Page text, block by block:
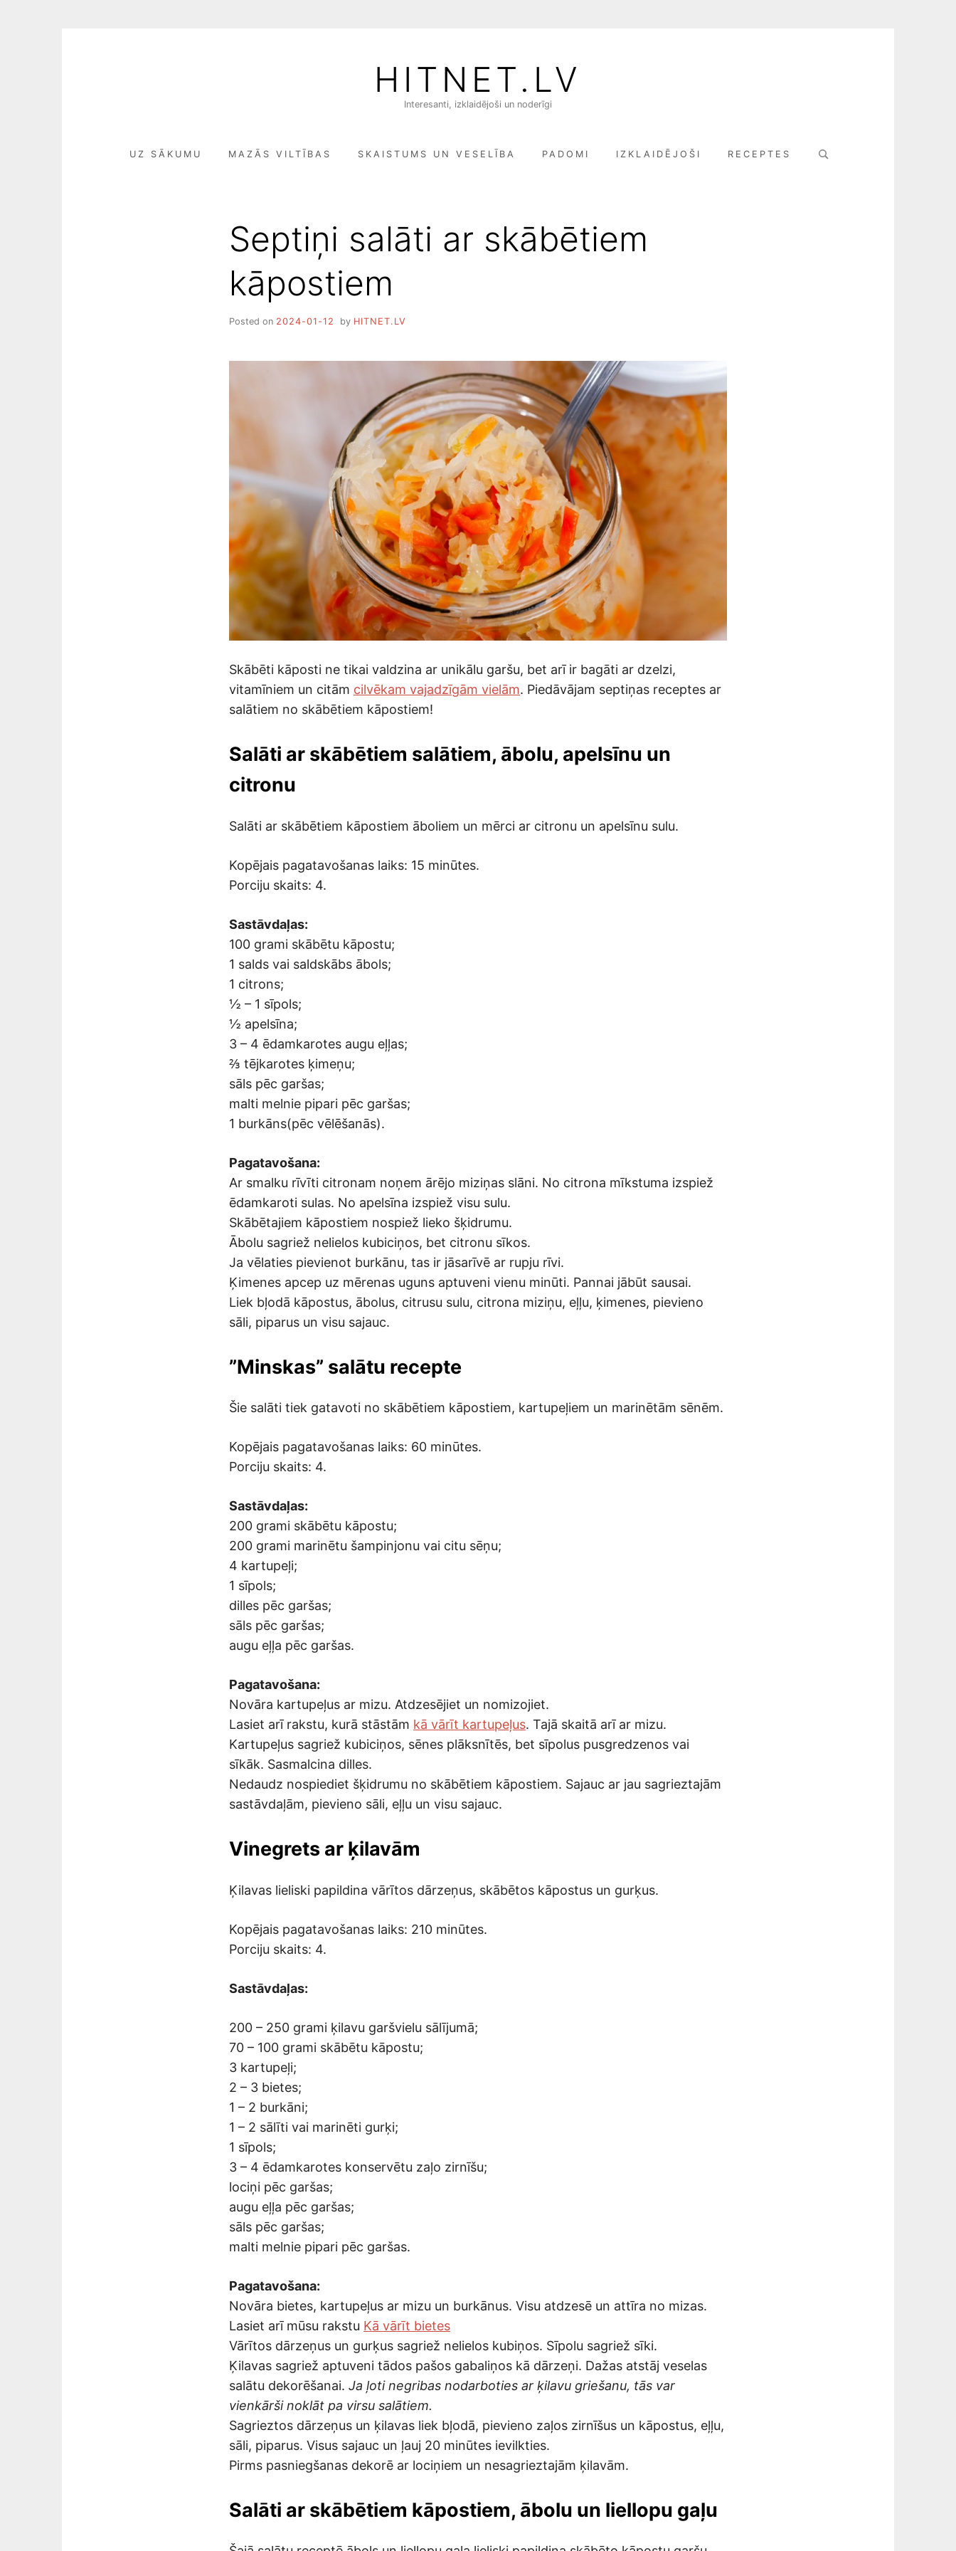
HITNET.LV
Interesanti, izklaidējoši un noderīgi
UZ SĀKUMU MAZĀS VILTĪBAS SKAISTUMS UN VESELĪBA PADOMI IZKLAIDĒJOŠI RECEPTES
Search
Septiņi salāti ar skābētiem
kāpostiem
Posted on 2024-01-12 by HITNET.LV
Skābēti kāposti ne tikai valdzina ar unikālu garšu, bet arī ir bagāti ar dzelzi,
vitamīniem un citām cilvēkam vajadzīgām vielām. Piedāvājam septiņas receptes ar
salātiem no skābētiem kāpostiem!
Salāti ar skābētiem salātiem, ābolu, apelsīnu un
citronu
Salāti ar skābētiem kāpostiem āboliem un mērci ar citronu un apelsīnu sulu.
Kopējais pagatavošanas laiks: 15 minūtes.
Porciju skaits: 4.
Sastāvdaļas:
100 grami skābētu kāpostu;
1 salds vai saldskābs ābols;
1 citrons;
½ – 1 sīpols;
½ apelsīna;
3 – 4 ēdamkarotes augu eļļas;
⅔ tējkarotes ķimeņu;
sāls pēc garšas;
malti melnie pipari pēc garšas;
1 burkāns(pēc vēlēšanās).
Pagatavošana:
Ar smalku rīvīti citronam noņem ārējo miziņas slāni. No citrona mīkstuma izspiež
ēdamkaroti sulas. No apelsīna izspiež visu sulu.
Skābētajiem kāpostiem nospiež lieko šķidrumu.
Ābolu sagriež nelielos kubiciņos, bet citronu sīkos.
Ja vēlaties pievienot burkānu, tas ir jāsarīvē ar rupju rīvi.
Ķimenes apcep uz mērenas uguns aptuveni vienu minūti. Pannai jābūt sausai.
Liek bļodā kāpostus, ābolus, citrusu sulu, citrona miziņu, eļļu, ķimenes, pievieno
sāli, piparus un visu sajauc.
”Minskas” salātu recepte
Šie salāti tiek gatavoti no skābētiem kāpostiem, kartupeļiem un marinētām sēnēm.
Kopējais pagatavošanas laiks: 60 minūtes.
Porciju skaits: 4.
Sastāvdaļas:
200 grami skābētu kāpostu;
200 grami marinētu šampinjonu vai citu sēņu;
4 kartupeļi;
1 sīpols;
dilles pēc garšas;
sāls pēc garšas;
augu eļļa pēc garšas.
Pagatavošana:
Novāra kartupeļus ar mizu. Atdzesējiet un nomizojiet.
Lasiet arī rakstu, kurā stāstām kā vārīt kartupeļus. Tajā skaitā arī ar mizu.
Kartupeļus sagriež kubiciņos, sēnes plāksnītēs, bet sīpolus pusgredzenos vai
sīkāk. Sasmalcina dilles.
Nedaudz nospiediet šķidrumu no skābētiem kāpostiem. Sajauc ar jau sagrieztajām
sastāvdaļām, pievieno sāli, eļļu un visu sajauc.
Vinegrets ar ķilavām
Ķilavas lieliski papildina vārītos dārzeņus, skābētos kāpostus un gurķus.
Kopējais pagatavošanas laiks: 210 minūtes.
Porciju skaits: 4.
Sastāvdaļas:
200 – 250 grami ķilavu garšvielu sālījumā;
70 – 100 grami skābētu kāpostu;
3 kartupeļi;
2 – 3 bietes;
1 – 2 burkāni;
1 – 2 sālīti vai marinēti gurķi;
1 sīpols;
3 – 4 ēdamkarotes konservētu zaļo zirnīšu;
lociņi pēc garšas;
augu eļļa pēc garšas;
sāls pēc garšas;
malti melnie pipari pēc garšas.
Pagatavošana:
Novāra bietes, kartupeļus ar mizu un burkānus. Visu atdzesē un attīra no mizas.
Lasiet arī mūsu rakstu Kā vārīt bietes
Vārītos dārzeņus un gurķus sagriež nelielos kubiņos. Sīpolu sagriež sīki.
Ķilavas sagriež aptuveni tādos pašos gabaliņos kā dārzeņi. Dažas atstāj veselas
salātu dekorēšanai. Ja ļoti negribas nodarboties ar ķilavu griešanu, tās var
vienkārši noklāt pa virsu salātiem.
Sagrieztos dārzeņus un ķilavas liek bļodā, pievieno zaļos zirnīšus un kāpostus, eļļu,
sāli, piparus. Visus sajauc un ļauj 20 minūtes ievilkties.
Pirms pasniegšanas dekorē ar lociņiem un nesagrieztajām ķilavām.
Salāti ar skābētiem kāpostiem, ābolu un liellopu gaļu